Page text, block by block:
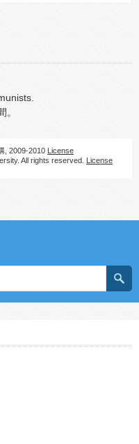
, 2009-2010 License
All rights reserved. License